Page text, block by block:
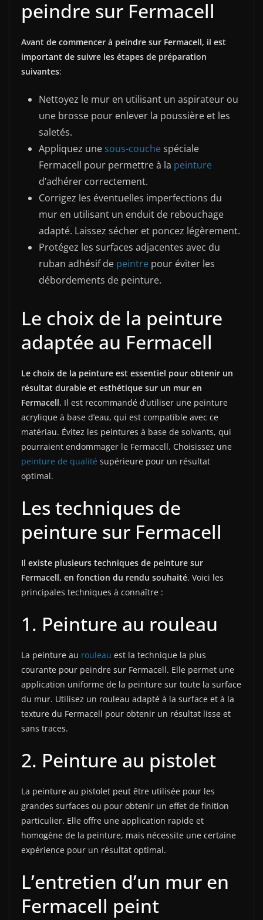
peindre sur Fermacell
Avant de commencer à peindre sur Fermacell, il est
important de suivre les étapes de préparation
suivantes:
Nettoyez le mur en utilisant un aspirateur ou
une brosse pour enlever la poussière et les
saletés.
Appliquez une sous-couchespéciale
Fermacell pour permettre à la peinture
d’adhérer correctement.
Corrigez les éventuelles imperfections du
mur en utilisant un enduit de rebouchage
adapté. Laissez sécher et poncez légèrement.
Protégez les surfaces adjacentes avec du
ruban adhésif de peintre pour éviter les
débordements de peinture.
Le choix de la peinture
adaptée au Fermacell
Le choix de la peinture est essentiel pour obtenir un
résultat durable et esthétique sur un mur en
Fermacell. Il est recommandé d’utiliser une peinture
acrylique à base d’eau, qui est compatible avec ce
matériau. Évitez les peintures à base de solvants, qui
pourraient endommager le Fermacell. Choisissez une
peinture de qualité supérieure pour un résultat
optimal.
Les techniques de
peinture sur Fermacell
Il existe plusieurs techniques de peinture sur
Fermacell, en fonction du rendu souhaité. Voici les
principales techniques à connaître :
1. Peinture au rouleau
La peinture au rouleau est la technique la plus
courante pour peindre sur Fermacell. Elle permet une
application uniforme de la peinture sur toute la surface
du mur. Utilisez un rouleau adapté à la surface et à la
texture du Fermacell pour obtenir un résultat lisse et
sans traces.
2. Peinture au pistolet
La peinture au pistolet peut être utilisée pour les
grandes surfaces ou pour obtenir un effet de finition
particulier. Elle offre une application rapide et
homogène de la peinture, mais nécessite une certaine
expérience pour un résultat optimal.
L’entretien d’un mur en
Fermacell peint